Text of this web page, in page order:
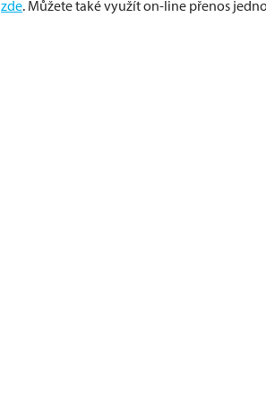
zde. Můžete také využít on-line přenos